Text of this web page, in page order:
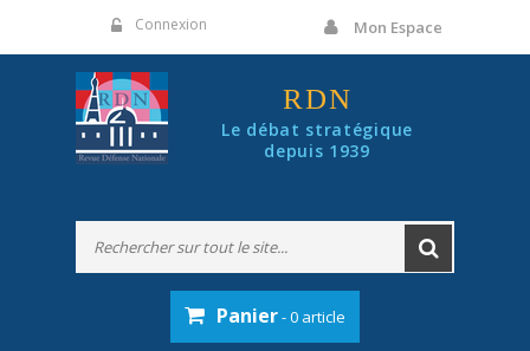
Connexion Mon Espace
RDN
Le débat stratégique
depuis 1939
Panier- 0 article